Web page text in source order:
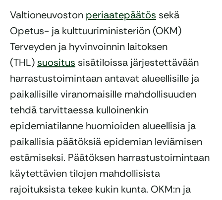
Valtioneuvoston periaatepäätös sekä
Opetus- ja kulttuuriministeriön (OKM)
Terveyden ja hyvinvoinnin laitoksen
(THL) suositus sisätiloissa järjestettävään
harrastustoimintaan antavat alueellisille ja
paikallisille viranomaisille mahdollisuuden
tehdä tarvittaessa kulloinenkin
epidemiatilanne huomioiden alueellisia ja
paikallisia päätöksiä epidemian leviämisen
estämiseksi. Päätöksen harrastustoimintaan
käytettävien tilojen mahdollisista
rajoituksista tekee kukin kunta. OKM:n ja